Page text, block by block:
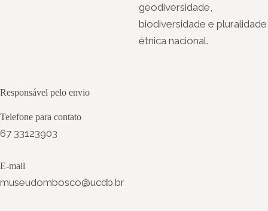
geodiversidade,
biodiversidade e pluralidade
étnica nacional.
Responsável pelo envio
Telefone para contato
67 33123903
E-mail
museudombosco@ucdb.br